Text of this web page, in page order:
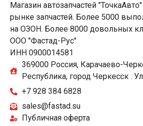
Магазин автозапчастей
рынке запчастей. Более 5000
на ОЗОН. Более 8000 довольных
ООО "Фастад-Рус"
ИНН 0900014581
369000 Россия, Карачаево-
Республика, город Черкесск .
+7 928 384 6828
sales@fastad.su
Публичная оферта